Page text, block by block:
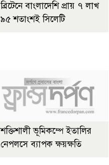
ব্রিটেনে বাংলাদেশি প্রায় ৭ লাখ
৯৫ শতাংশই সিলেটি
শক্তিশালী ভূমিকম্পে ইতালির
নেপলসে ব্যাপক ক্ষয়ক্ষতি